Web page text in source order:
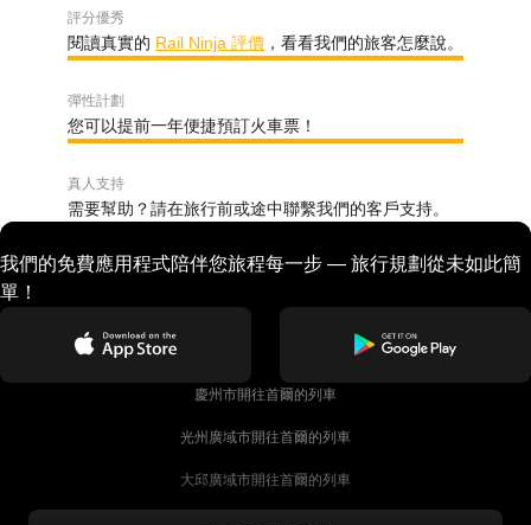
評分優秀
閱讀真實的 Rail Ninja 評價 ，看看我們的旅客怎麼說。
彈性計劃
您可以提前一年便捷預訂火車票！
真人支持
需要幫助？請在旅行前或途中聯繫我們的客戶支持。
我們的免費應用程式陪伴您旅程每一步 — 旅行規劃從未如此簡
單！
慶州市開往首爾的列車
光州廣域市開往首爾的列車
大邱廣域市開往首爾的列車